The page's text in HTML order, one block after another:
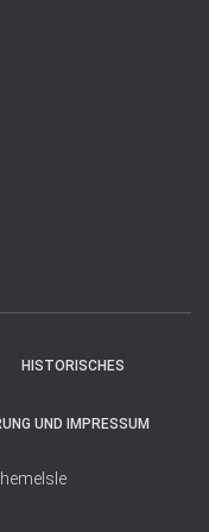
HISTORISCHES
UND IMPRESSUM